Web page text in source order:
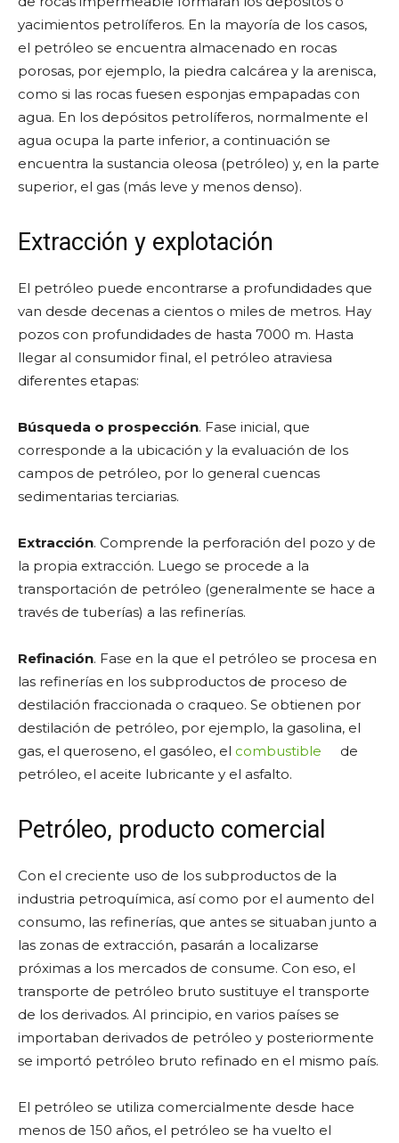
yacimientos petrolíferos. En la mayoría de los casos,
el petróleo se encuentra almacenado en rocas
porosas, por ejemplo, la piedra calcárea y la arenisca,
como si las rocas fuesen esponjas empapadas con
agua. En los depósitos petrolíferos, normalmente el
agua ocupa la parte inferior, a continuación se
encuentra la sustancia oleosa (petróleo) y, en la parte
superior, el gas (más leve y menos denso).
Extracción y explotación
El petróleo puede encontrarse a profundidades que
van desde decenas a cientos o miles de metros. Hay
pozos con profundidades de hasta 7000 m. Hasta
llegar al consumidor final, el petróleo atraviesa
diferentes etapas:
Búsqueda o prospección. Fase inicial, que
corresponde a la ubicación y la evaluación de los
campos de petróleo, por lo general cuencas
sedimentarias terciarias.
Extracción. Comprende la perforación del pozo y de
la propia extracción. Luego se procede a la
transportación de petróleo (generalmente se hace a
través de tuberías) a las refinerías.
Refinación. Fase en la que el petróleo se procesa en
las refinerías en los subproductos de proceso de
destilación fraccionada o craqueo. Se obtienen por
destilación de petróleo, por ejemplo, la gasolina, el
gas, el queroseno, el gasóleo, el combustible
de
petróleo, el aceite lubricante y el asfalto.
Petróleo, producto comercial
Con el creciente uso de los subproductos de la
industria petroquímica, así como por el aumento del
consumo, las refinerías, que antes se situaban junto a
las zonas de extracción, pasarán a localizarse
próximas a los mercados de consume. Con eso, el
transporte de petróleo bruto sustituye el transporte
de los derivados. Al principio, en varios países se
importaban derivados de petróleo y posteriormente
se importó petróleo bruto refinado en el mismo país.
El petróleo se utiliza comercialmente desde hace
menos de 150 años, el petróleo se ha vuelto el